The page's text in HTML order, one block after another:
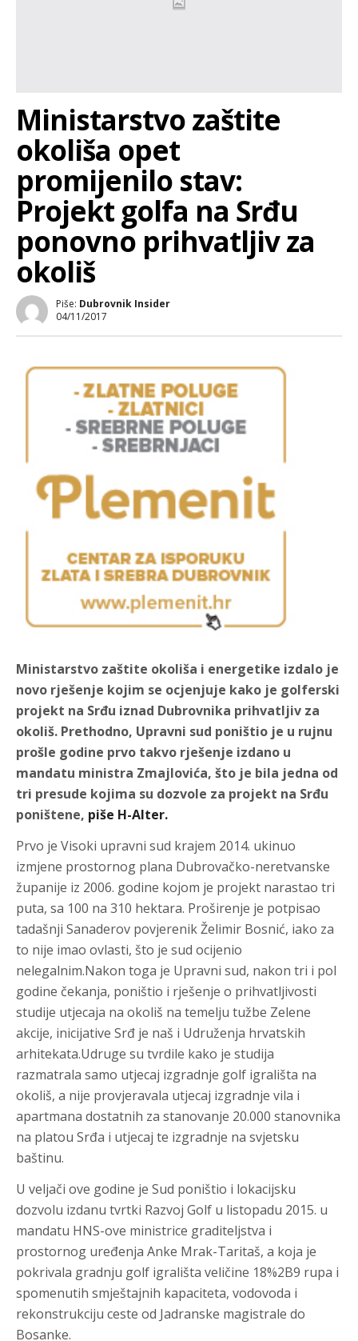
Ministarstvo zaštite
okoliša opet
promijenilo stav:
Projekt golfa na Srđu
ponovno prihvatljiv za
okoliš
Piše: Dubrovnik Insider
04/11/2017
Ministarstvo zaštite okoliša i energetike izdalo je
novo rješenje kojim se ocjenjuje kako je golferski
projekt na Srđu iznad Dubrovnika prihvatljiv za
okoliš. Prethodno, Upravni sud poništio je u rujnu
prošle godine prvo takvo rješenje izdano u
mandatu ministra Zmajlovića, što je bila jedna od
tri presude kojima su dozvole za projekt na Srđu
poništene, piše H-Alter.
Prvo je Visoki upravni sud krajem 2014. ukinuo
izmjene prostornog plana Dubrovačko-neretvanske
županije iz 2006. godine kojom je projekt narastao tri
puta, sa 100 na 310 hektara. Proširenje je potpisao
tadašnji Sanaderov povjerenik Želimir Bosnić, iako za
to nije imao ovlasti, što je sud ocijenio
nelegalnim.Nakon toga je Upravni sud, nakon tri i pol
godine čekanja, poništio i rješenje o prihvatljivosti
studije utjecaja na okoliš na temelju tužbe Zelene
akcije, inicijative Srđ je naš i Udruženja hrvatskih
arhitekata.Udruge su tvrdile kako je studija
razmatrala samo utjecaj izgradnje golf igrališta na
okoliš, a nije provjeravala utjecaj izgradnje vila i
apartmana dostatnih za stanovanje 20.000 stanovnika
na platou Srđa i utjecaj te izgradnje na svjetsku
baštinu.
U veljači ove godine je Sud poništio i lokacijsku
dozvolu izdanu tvrtki Razvoj Golf u listopadu 2015. u
mandatu HNS-ove ministrice graditeljstva i
prostornog uređenja Anke Mrak-Taritaš, a koja je
pokrivala gradnju golf igrališta veličine 18%2B9 rupa i
spomenutih smještajnih kapaciteta, vodovoda i
rekonstrukciju ceste od Jadranske magistrale do
Bosanke.